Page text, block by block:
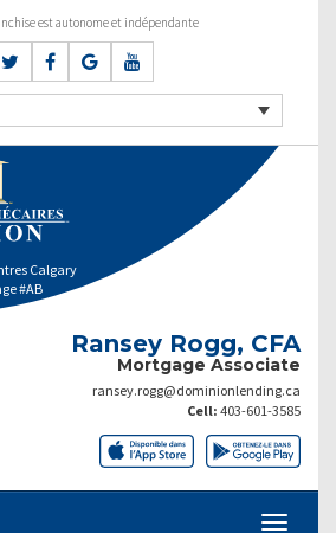
est autonome et indépendante
Calgary
#AB
Ransey Rogg, CFA
Mortgage Associate
ransey.rogg@dominionlending.ca
Cell: 403-601-3585